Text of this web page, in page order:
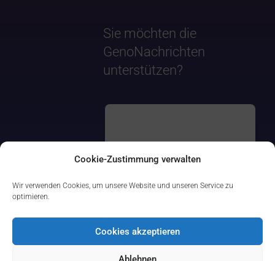
Cookie-Zustimmung verwalten
Wir verwenden Cookies, um unsere Website und unseren Service zu
optimieren.
Cookies akzeptieren
Sie möchten die
GenoNachrichten
unterstützen?